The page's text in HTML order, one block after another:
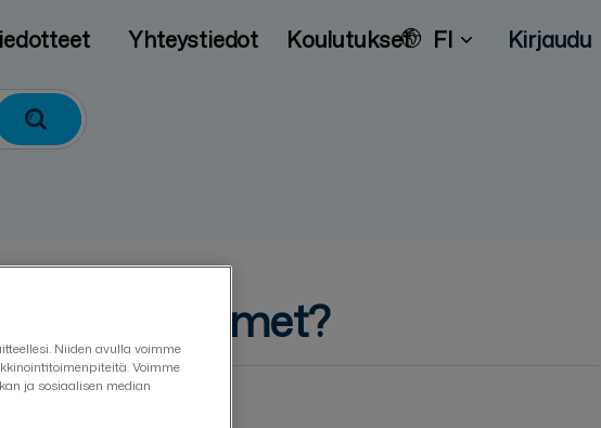
Yhteystiedot Koulutukset FI Kirjaudu
API-avaimet?
Niiden avulla voimme
Voimme
ja sosiaalisen median